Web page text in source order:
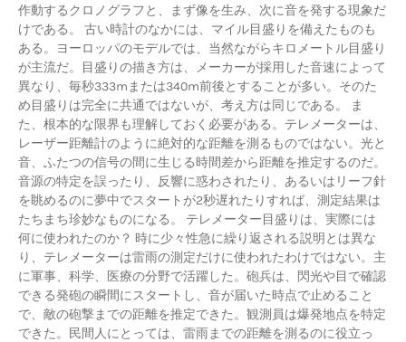
作動するクロノグラフと、まず像を生み、次に音を発する現象だ
けである。 古い時計のなかには、マイル目盛りを備えたものも
ある。ヨーロッパのモデルでは、当然ながらキロメートル目盛り
が主流だ。目盛りの描き方は、メーカーが採用した音速によって
異なり、毎秒333mまたは340m前後とすることが多い。そのた
め目盛りは完全に共通ではないが、考え方は同じである。 ま
た、根本的な限界も理解しておく必要がある。テレメーターは、
レーザー距離計のように絶対的な距離を測るものではない。光と
音、ふたつの信号の間に生じる時間差から距離を推定するのだ。
音源の特定を誤ったり、反響に惑わされたり、あるいはリーフ針
を眺めるのに夢中でスタートが2秒遅れたりすれば、測定結果は
たちまち珍妙なものになる。 テレメーター目盛りは、実際には
何に使われたのか？ 時に少々性急に繰り返される説明とは異な
り、テレメーターは雷雨の測定だけに使われたわけではない。主
に軍事、科学、医療の分野で活躍した。砲兵は、閃光や目で確認
できる発砲の瞬間にスタートし、音が届いた時点で止めること
で、敵の砲撃までの距離を推定できた。観測員は爆発地点を特定
できた。民間人にとっては、雷雨までの距離を測るのに役立っ